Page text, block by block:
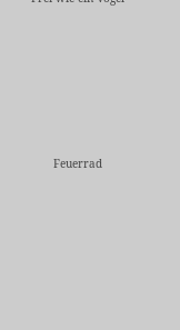
Feuerrad